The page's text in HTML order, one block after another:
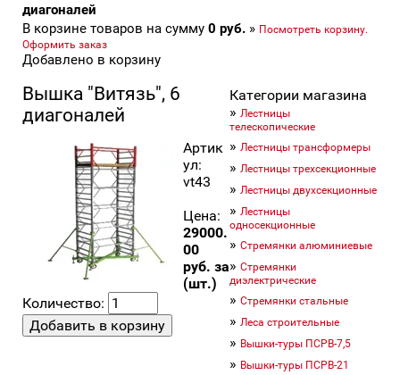
диагоналей
В корзине товаров на сумму 0 руб. » Посмотреть корзину.
Оформить заказ
Добавлено в корзину
Вышка "Витязь", 6
диагоналей
Артик
ул:
vt43
Цена:
29000.
00
руб. за
(шт.)
Количество:
Категории магазина
» Лестницы
телескопические
» Лестницы трансформеры
» Лестницы трехсекционные
» Лестницы двухсекционные
» Лестницы
односекционные
» Стремянки алюминиевые
» Стремянки
диэлектрические
» Стремянки стальные
» Леса строительные
» Вышки-туры ПСРВ-7,5
» Вышки-туры ПСРВ-21